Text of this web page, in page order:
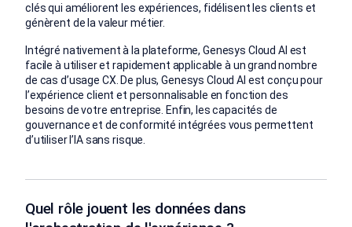
clés qui améliorent les expériences, fidélisent les clients et
génèrent de la valeur métier.
Intégré nativement à la plateforme, Genesys Cloud AI est
facile à utiliser et rapidement applicable à un grand nombre
de cas d’usage CX. De plus, Genesys Cloud AI est conçu pour
l’expérience client et personnalisable en fonction des
besoins de votre entreprise. Enfin, les capacités de
gouvernance et de conformité intégrées vous permettent
d’utiliser l’IA sans risque.
Quel rôle jouent les données dans